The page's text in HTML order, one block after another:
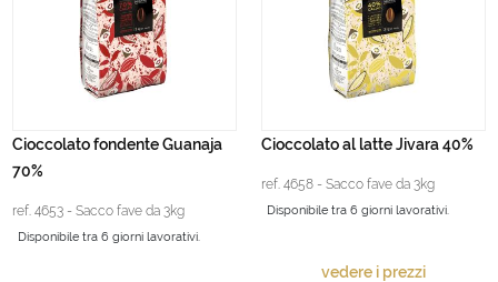
Cioccolato fondente Guanaja
70%
ref. 4653 - Sacco fave da 3kg
Disponibile tra 6 giorni lavorativi.
Cioccolato al latte Jivara 40%
ref. 4658 - Sacco fave da 3kg
Disponibile tra 6 giorni lavorativi.
vedere i prezzi